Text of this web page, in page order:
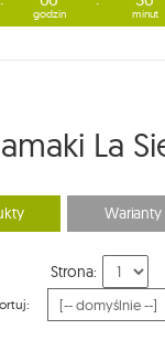
godzin minut
La
Warianty
Strona: